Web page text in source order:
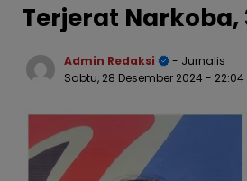
Terjerat Narkoba,
Admin Redaksi
- Jurnalis
Sabtu, 28 Desember 2024 - 22:04